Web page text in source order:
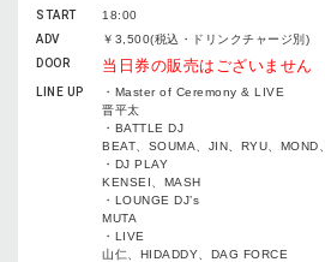
START
18:00
ADV
￥3,500(税込・ドリンクチャージ別)
DOOR
当日券の販売はございません
LINE UP
・Master of Ceremony & LIVE
晋平太
・BATTLE DJ
BEAT、SOUMA、JIN、RYU、
・DJ PLAY
KENSEI、MASH
・LOUNGE DJ’s
MUTA
・LIVE
山仁、HIDADDY、DAG FORCE